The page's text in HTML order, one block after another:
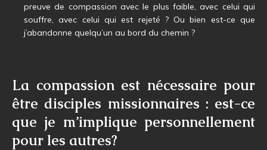
preuve de compassion avec le plus faible, avec celui qui
souffre, avec celui qui est rejeté ? Ou bien est-ce que
j’abandonne quelqu’un au bord du chemin ?
La compassion est nécessaire pour
être disciples missionnaires : est-ce
que je m’implique personnellement
pour les autres?